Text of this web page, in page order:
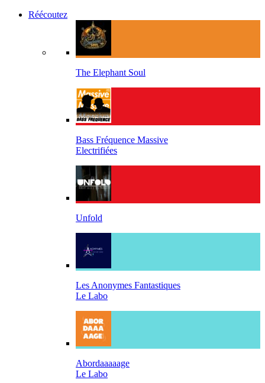
Réécoutez
The Elephant Soul
Bass Fréquence Massive
Electrifiées
Unfold
Les Anonymes Fantastiques
Le Labo
Abordaaaaage
Le Labo